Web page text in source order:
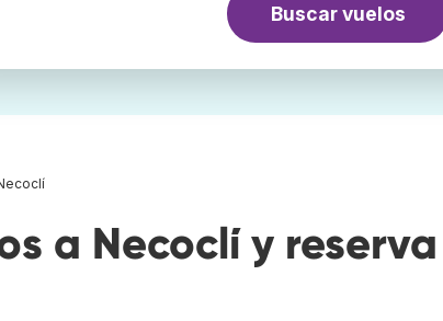
Buscar vuelos
a Necoclí y